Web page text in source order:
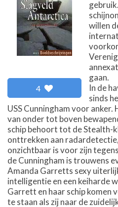
4
willen
gaan.
In de
sinds
USS Cunningham voor
van onder tot boven
schip behoort tot de Stealth-
onttrekken aan
onzichtbaar is voor zijn
de Cunningham is trouwens
Amanda Garretts sexy
intelligentie en een keiharde
Garrett en haar schip komen
te staan als zij naar de